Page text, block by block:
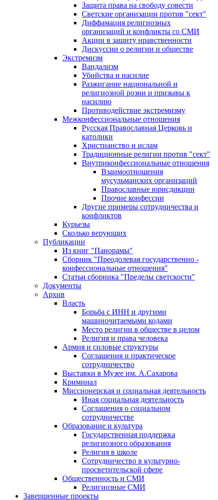
Защита права на свободу совести
Светские организации против "сект"
Диффамация религиозных
организаций и конфликты со СМИ
Акции в защиту нравственности
Дискуссии о религии и обществе
Экстремизм
Вандализм
Убийства и насилие
Разжигание национальной и
религиозной розни и призывы к
насилию
Противодействие экстремизму
Межконфессиональные отношения
Русская Православная Церковь и
католики
Христианство и ислам
Традиционные религии против "сект"
Внутриконфессиональные отношения
Взаимоотношения
мусульманских организаций
Православные юрисдикции
Прочие конфессии
Другие примеры сотрудничества и
конфликтов
Курьезы
Сколько верующих
Публикации
Из книг "Панорамы"
Сборник "Преодолевая государственно -
конфессиональные отношения"
Статьи сборника "Пределы светскости"
Документы
Архив
Власть
Борьба с ИНН и другими
машиночитаемыми кодами
Место религии в обществе в целом
Религия и права человека
Армия и силовые структуры
Соглашения и практическое
сотрудничество
Выставки в Музее им. А.Сахарова
Криминал
Миссионерская и социальная деятельность
Иная социальная деятельность
Соглашения о социальном
сотрудничестве
Образование и культура
Государственная поддержка
религиозного образования
Религия в школе
Сотрудничество в культурно-
просветительской сфере
Общественность и СМИ
Религиозные СМИ
Завершенные проекты